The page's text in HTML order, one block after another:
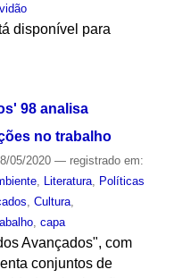
disponível para
98 analisa
no trabalho
05/2020 — registrado em:
, Literatura, Políticas
Cultura,
, capa
Avançados", com
conjuntos de